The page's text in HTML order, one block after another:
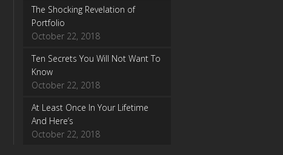
The Shocking Revelation of
Portfolio
October 22, 2018
Ten Secrets You Will Not Want To
Know
October 22, 2018
At Least Once In Your Lifetime
And Here’s
October 22, 2018